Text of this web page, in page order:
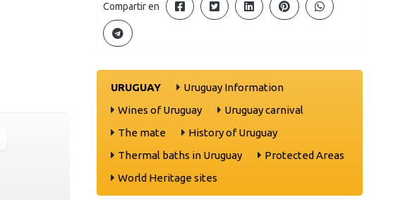
Compartir en
URUGUAY
Uruguay Information
Wines of Uruguay
Uruguay carnival
The mate
History of Uruguay
Thermal baths in Uruguay
Protected Areas
World Heritage sites